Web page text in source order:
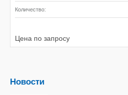
Количество:
Цена по запросу
Новости